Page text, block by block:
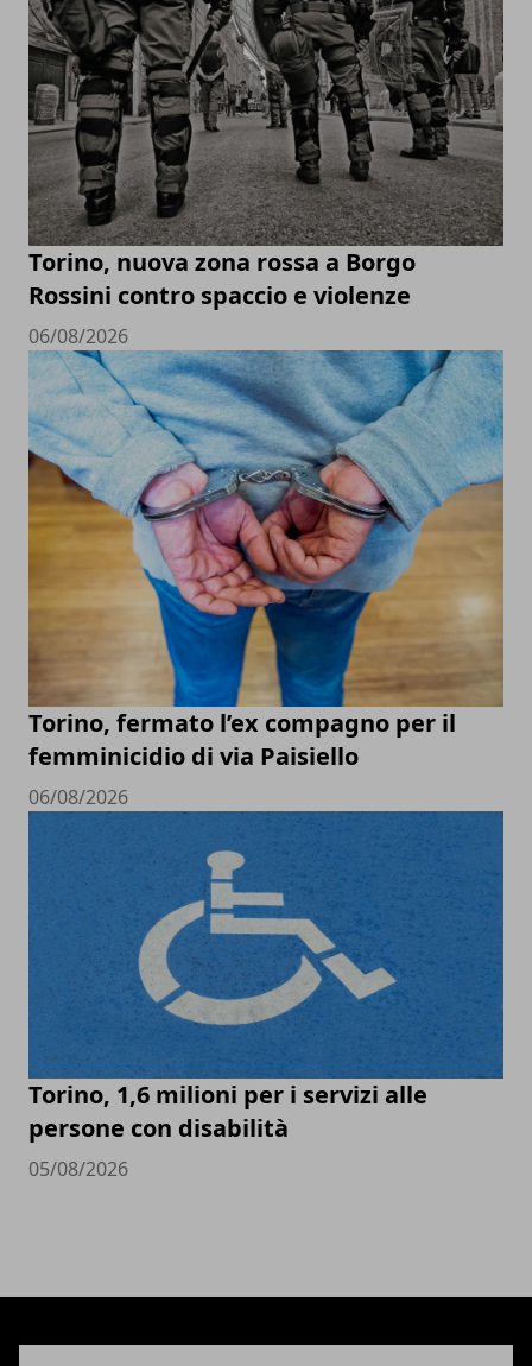
Torino, nuova zona rossa a Borgo
Rossini contro spaccio e violenze
06/08/2026
Torino, fermato l’ex compagno per il
femminicidio di via Paisiello
06/08/2026
Torino, 1,6 milioni per i servizi alle
persone con disabilità
05/08/2026